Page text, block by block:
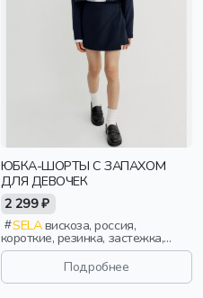
ЮБКА-ШОРТЫ С ЗАПАХОМ
ДЛЯ ДЕВОЧЕК
2 299 ₽
SELAвискоза, россия,
короткие, резинка, застежка,
школа, запах, пояс, пряжка,
девочки, детиПодробнее